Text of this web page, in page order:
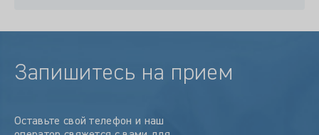
Запишитесь на прием
Оставьте свой телефон и наш